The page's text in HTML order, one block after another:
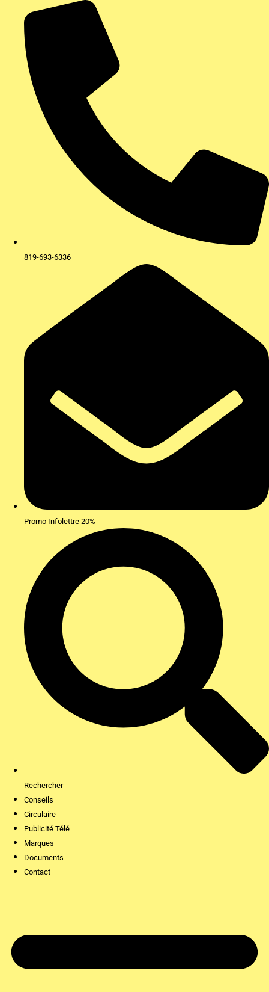
contenu
819-693-6336
Promo Infolettre 20%
Rechercher
Conseils
Circulaire
Publicité Télé
Marques
Documents
Contact